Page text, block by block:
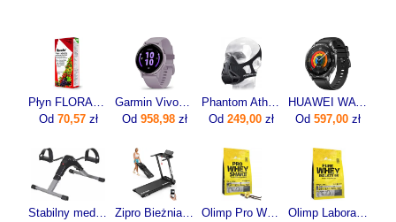
Płyn FLORADIX żelazo i witaminy 500ml
Od 70,57zł
Garmin Vivoactive 5 Bezel Orchid 010-02862-13
Od 958,98 zł
Phantom Athletics Maska Treningowa Wydolnościowa Fitness L
Od 249,00 zł
HUAWEI WATCH GT 5 46mm Active
Od 597,00 zł
Stabilny medyczny rotor rowerek rehabilitacyjny z licznikiem RR100AM marki ActionMED
Zipro Bieżnia Elektryczna Domowa Składana Pod Łóżko 1-12Km/H Forma Lite
Olimp Pro Whey Shake 700g
Olimp Laboratories Pure Whey Isolate 95 600g